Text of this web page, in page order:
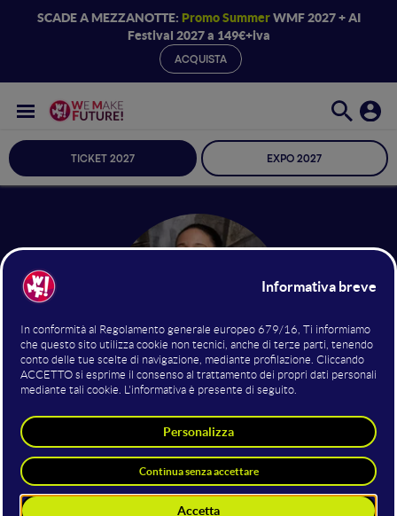
SCADE A MEZZANOTTE: Promo SummerWMF 2027 + AI
Festival 2027 a 149€+iva
ACQUISTA
TICKET 2027 EXPO 2027
Content Creator & Invisible
Diseases Activist
17 giugno 202313:20 - 13:40